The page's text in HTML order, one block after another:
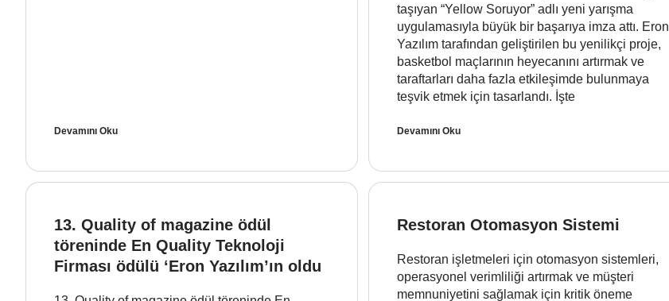
Devamını Oku
taşıyan “Yellow Soruyor” adlı yeni yarışma
uygulamasıyla büyük bir başarıya imza attı. Eron
Yazılım tarafından geliştirilen bu yenilikçi proje,
basketbol maçlarının heyecanını artırmak ve
taraftarları daha fazla etkileşimde bulunmaya
teşvik etmek için tasarlandı. İşte
Devamını Oku
13. Quality of magazine ödül
töreninde En Quality Teknoloji
Firması ödülü ‘Eron Yazılım’ın oldu
Restoran Otomasyon Sistemi
Restoran işletmeleri için otomasyon sistemleri,
operasyonel verimliliği artırmak ve müşteri
memnuniyetini sağlamak için kritik öneme